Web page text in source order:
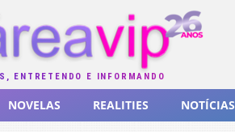
ENTRETENDO E INFORMANDO
NOVELAS REALITIES NOTÍCIAS